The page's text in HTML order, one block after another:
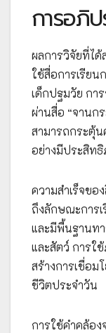
การอภิ
ผลการวิจัยที่ไ
ใช้สื่อการเรีย
เด็กปฐมวัย กา
ผ่านสื่อ “จานก
สามารถกระตุ้น
อย่างมีประสิท
ความสำเร็จข
ถึงลักษณะการ
และมีพื้นฐานท
และสัตว์ การใ
สร้างการเชื่อม
ชีวิตประจำวัน
การใช้คำคล้อ